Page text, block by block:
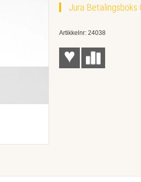
Jura Betalingsboks
Artikkelnr: 24038
♥